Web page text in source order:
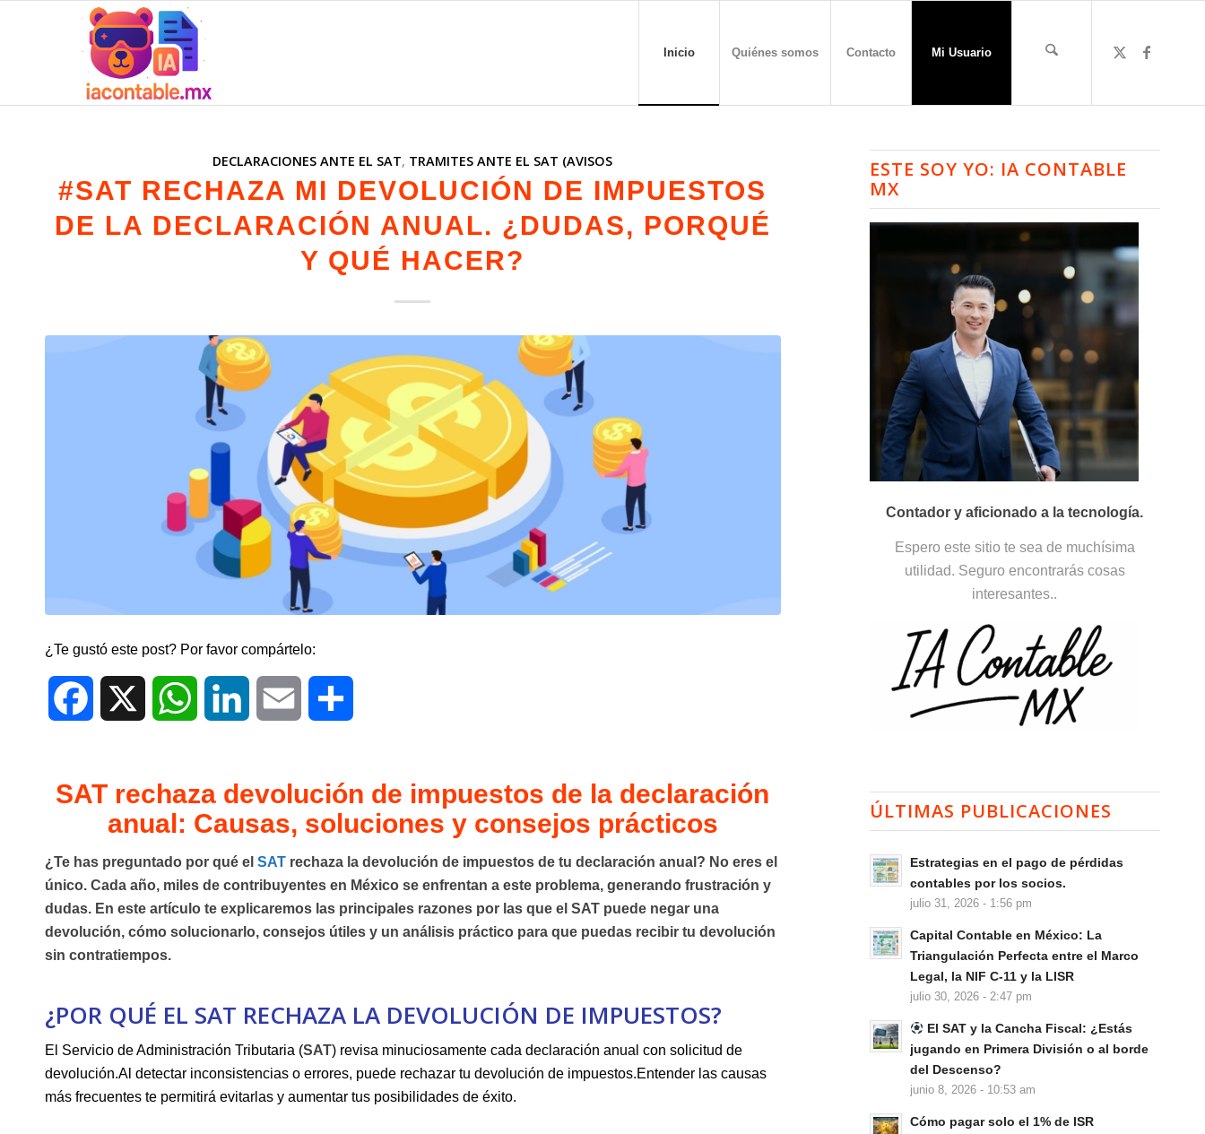
Inicio Quiénes somos Contacto Mi Usuario
DECLARACIONES ANTE EL SAT, TRAMITES ANTE EL SAT (AVISOS
#SAT RECHAZA MI DEVOLUCIÓN DE IMPUESTOS
DE LA DECLARACIÓN ANUAL. ¿DUDAS, PORQUÉ
Y QUÉ HACER?
¿Te gustó este post? Por favor compártelo:
Facebook WhatsAppLinkedIn Email
SAT⁣ rechaza​ devolución de impuestos de ⁢la ⁢declaración
anual:⁢ Causas, soluciones ‌y consejos prácticos
¿Te ⁤has preguntado⁢ por qué‌ el SAT rechaza⁣ la devolución de impuestos de tu declaración anual? No ⁤eres el
único. Cada año, miles de contribuyentes en México se enfrentan a este problema, generando frustración‌ y ​
dudas. En este ⁣artículo ​te explicaremos las principales razones por las que el SAT puede negar​ una
devolución, ⁣cómo solucionarlo, consejos útiles y un análisis práctico para ​que puedas recibir tu ⁢devolución
sin contratiempos.
¿POR QUÉ EL SAT RECHAZA LA DEVOLUCIÓN DE IMPUESTOS?
El ⁢Servicio de Administración Tributaria​ (SAT) revisa minuciosamente ‌cada declaración anual con solicitud ‍de
devolución.Al detectar inconsistencias⁤ o errores, puede rechazar⁢ tu devolución de impuestos.Entender las causas
más frecuentes te⁣ permitirá evitarlas y aumentar tus posibilidades de éxito.
ESTE SOY YO: IA CONTABLE
MX
Contador y aficionado a la tecnología.
Espero este sitio te sea de muchísima
utilidad. Seguro encontrarás cosas
interesantes..
ÚLTIMAS PUBLICACIONES
Estrategias en el pago de pérdidas
contables por los socios.
julio 31, 2026 - 1:56 pm
Capital Contable en México: La
Triangulación Perfecta entre el Marco
Legal, la NIF C-11 y la LISR
julio 30, 2026 - 2:47 pm
El SAT y la Cancha Fiscal: ¿Estás
jugando en Primera División o al borde
del Descenso?
junio 8, 2026 - 10:53 am
Cómo pagar solo el 1% de ISR